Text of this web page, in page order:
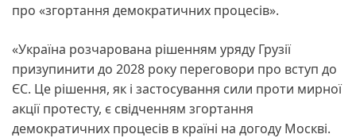
про «згортання демократичних процесів».
«Україна розчарована рішенням уряду Грузії
призупинити до 2028 року переговори про вступ до
ЄС. Це рішення, як і застосування сили проти мирної
акції протесту, є свідченням згортання
демократичних процесів в країні на догоду Москві.